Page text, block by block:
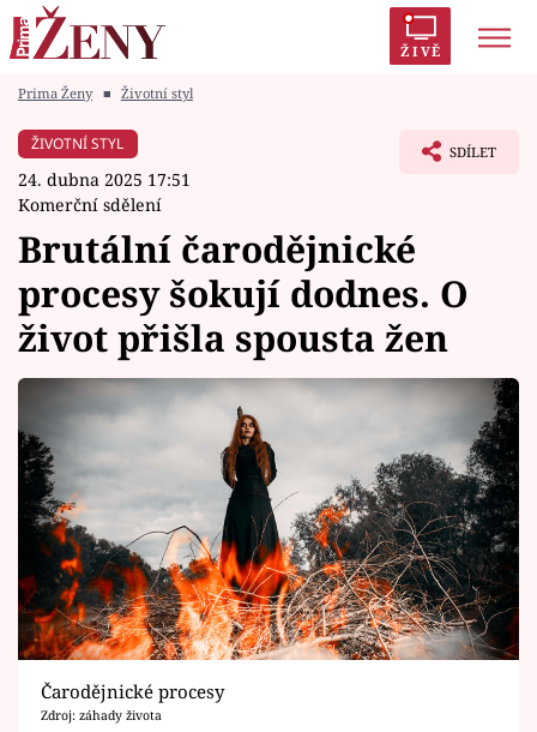
ŽIVĚ
Módní alarm
Témata
Celebrity
Vztahy
Seriály
Horoskopy
Sledujte prima+
Filmový festival Karlovy Vary
Pořady
Prima Ženy ■ Životní styl
ŽIVOTNÍ STYL
24. dubna 2025 17:51
Komerční sdělení
SDÍLET
Brutální čarodějnické
procesy šokují dodnes. O
život přišla spousta žen
Čarodějnické procesy
Zdroj: záhady života